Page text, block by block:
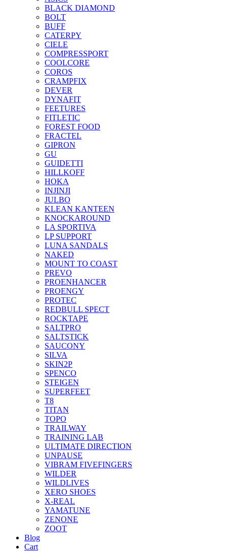
BLACK DIAMOND
BOLT
BUFF
CATERPY
CIELE
COMPRESSPORT
COOLCORE
COROS
CRAMPFIX
DEVER
DYNAFIT
FEETURES
FITLETIC
FOREST FOOD
FRACTEL
GIPRON
GU
GUIDETTI
HILLKOFF
HOKA
INJINJI
JULBO
KLEAN KANTEEN
KNOCKAROUND
LA SPORTIVA
LP SUPPORT
LUNA SANDALS
NAKED
MOUNT TO COAST
PREVO
PROENHANCER
PROENGY
PROTEC
REDBULL SPECT
ROCKTAPE
SALTPRO
SALTSTICK
SAUCONY
SILVA
SKIN2P
SPENCO
STEIGEN
SUPERFEET
T8
TITAN
TOPO
TRAILWAY
TRAINING LAB
ULTIMATE DIRECTION
UNPAUSE
VIBRAM FIVEFINGERS
WILDER
WILDLIVES
XERO SHOES
X-REAL
YAMATUNE
ZENONE
ZOOT
Blog
Cart